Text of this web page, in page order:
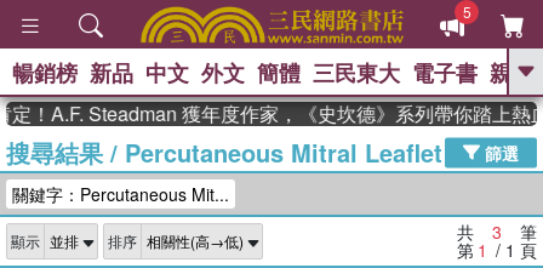
5
GO
熱搜： 東野圭吾 、 高希均教授回憶錄
、 The Odyssey 、 父親節 、 如果歷
獎 臺灣漫遊錄 、 方念華 、 台灣的李
登輝時代
數學女孩：黎曼猜想 、
暢銷榜 新品 中文 外文 簡體 三民東大 電子書 親子
！A.F. Steadman 獲年度作家，《史坎德》系列帶你踏上熱
搜尋結果/ Percutaneous Mitral Leaflet Repair
篩選
關鍵字：Percutaneous Mit...
顯示 排序 共 3 筆
第 1 / 1 頁